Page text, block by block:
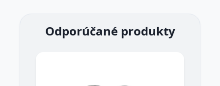
Odporúčané produkty